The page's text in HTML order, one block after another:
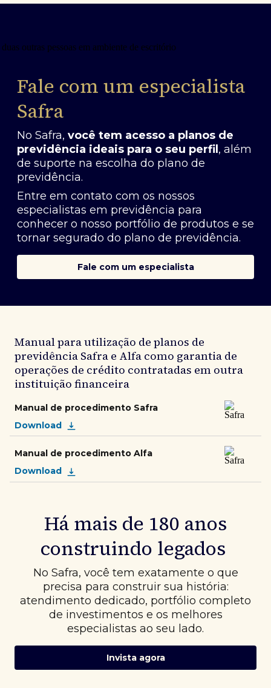
Fale com um especialista
Safra
No Safra, você tem acesso a planos de
previdência ideais para o seu perfil , além
de suporte na escolha do plano de
previdência.
Entre em contato com os nossos
especialistas em previdência para
conhecer o nosso portfólio de produtos e se
tornar segurado do plano de previdência.
Fale com um especialista
Manual para utilização de planos de
previdência Safra e Alfa como garantia de
operações de crédito contratadas em outra
instituição financeira
Manual de procedimento Safra
Download
Manual de procedimento Alfa
Download
Há mais de 180 anos
construindo legados
No Safra, você tem exatamente o que
precisa para construir sua história:
atendimento dedicado, portfólio completo
de investimentos e os melhores
especialistas ao seu lado.
Invista agora